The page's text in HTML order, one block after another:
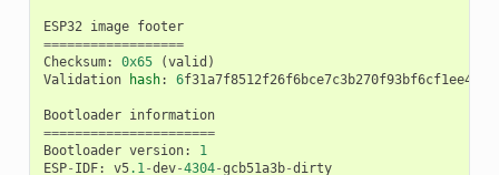
ESP32 image footer
==================
Checksum: 0x65 (valid )
Validation
hash: 6
Bootloader information
======================
Bootloader version:
1
ESP- IDF: v5.1-dev-4304-gcb51a3b-dirty